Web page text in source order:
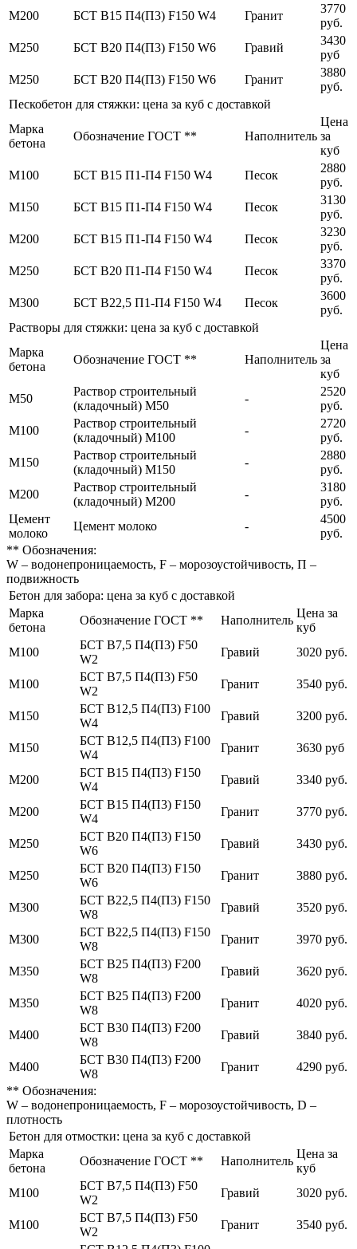
М200
БСТ В15 П4(П3) F150 W4 Гранит
3770
руб.
М250
БСТ В20 П4(П3) F150 W6 Гравий
3430
руб
М250
БСТ В20 П4(П3) F150 W6 Гранит
3880
руб.
Пескобетон для стяжки: цена за куб с доставкой
Марка
бетона
Обозначение ГОСТ ** Наполнитель
Цена
за
куб
М100
БСТ В15 П1-П4 F150 W4 Песок
2880
руб.
М150
БСТ В15 П1-П4 F150 W4 Песок
3130
руб.
М200
БСТ В15 П1-П4 F150 W4 Песок
3230
руб.
М250
БСТ В20 П1-П4 F150 W4 Песок
3370
руб.
М300
БСТ В22,5 П1-П4 F150 W4 Песок
3600
руб.
Растворы для стяжки: цена за куб с доставкой
Марка
бетона
Обозначение ГОСТ ** Наполнитель
Цена
за
куб
М50
Раствор строительный
(кладочный) М50
-
2520
руб.
М100
Раствор строительный
(кладочный) М100
-
2720
руб.
М150
Раствор строительный
(кладочный) М150
-
2880
руб.
М200
Раствор строительный
(кладочный) М200
-
3180
руб.
Цемент
молоко
Цемент молоко -
4500
руб.
** Обозначения:
W – водонепроницаемость, F – морозоустойчивость, П –
подвижность
Бетон для забора: цена за куб с доставкой
Марка
бетона
Обозначение ГОСТ ** Наполнитель
Цена за
куб
М100
БСТ В7,5 П4(П3) F50
W2
Гравий 3020 руб.
М100
БСТ В7,5 П4(П3) F50
W2
Гранит 3540 руб.
М150
БСТ В12,5 П4(П3) F100
W4
Гравий 3200 руб.
М150
БСТ В12,5 П4(П3) F100
W4
Гранит 3630 руб
М200
БСТ В15 П4(П3) F150
W4
Гравий 3340 руб.
М200
БСТ В15 П4(П3) F150
W4
Гранит 3770 руб.
М250
БСТ В20 П4(П3) F150
W6
Гравий 3430 руб.
М250
БСТ В20 П4(П3) F150
W6
Гранит 3880 руб.
М300
БСТ В22,5 П4(П3) F150
W8
Гравий 3520 руб.
М300
БСТ В22,5 П4(П3) F150
W8
Гранит 3970 руб.
М350
БСТ В25 П4(П3) F200
W8
Гравий 3620 руб.
М350
БСТ В25 П4(П3) F200
W8
Гранит 4020 руб.
М400
БСТ В30 П4(П3) F200
W8
Гравий 3840 руб.
М400
БСТ В30 П4(П3) F200
W8
Гранит
4290 руб.
** Обозначения:
W – водонепроницаемость, F – морозоустойчивость, D –
плотность
Бетон для отмостки: цена за куб с доставкой
Марка
бетона
Обозначение ГОСТ ** Наполнитель
Цена за
куб
М100
БСТ В7,5 П4(П3) F50
W2
Гравий 3020 руб.
М100
БСТ В7,5 П4(П3) F50
W2
Гранит
3540 руб.